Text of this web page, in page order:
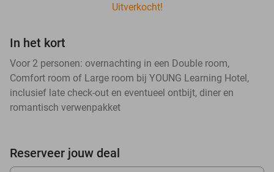
Uitverkocht!
In het kort
Voor 2 personen: overnachting in een Double room,
Comfort room of Large room bij YOUNG Learning Hotel,
inclusief late check-out en eventueel ontbijt, diner en
romantisch verwenpakket
Reserveer jouw deal